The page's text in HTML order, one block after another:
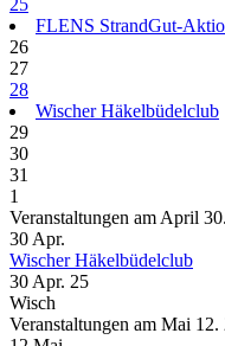
25
FLENS StrandGut-
26
27
28
Wischer Häkelbüdelclub
29
30
31
1
Veranstaltungen am April
30 Apr.
Wischer Häkelbüdelclub
30 Apr. 25
Wisch
Veranstaltungen am Mai 12.